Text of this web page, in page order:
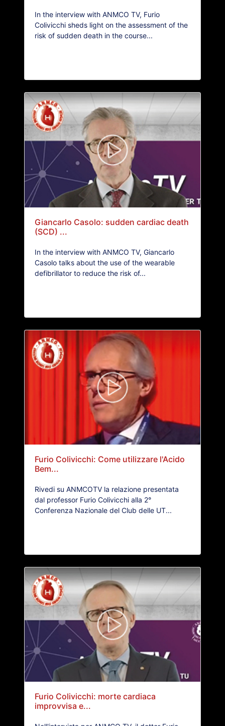
In the interview with ANMCO TV, Furio
Colivicchi sheds light on the assessment of the
risk of sudden death in the course...
Giancarlo Casolo: sudden cardiac death
(SCD) ...
In the interview with ANMCO TV, Giancarlo
Casolo talks about the use of the wearable
defibrillator to reduce the risk of...
Furio Colivicchi: Come utilizzare l'Acido
Bem...
Rivedi su ANMCOTV la relazione presentata
dal professor Furio Colivicchi alla 2°
Conferenza Nazionale del Club delle UT...
Furio Colivicchi: morte cardiaca
improvvisa e...